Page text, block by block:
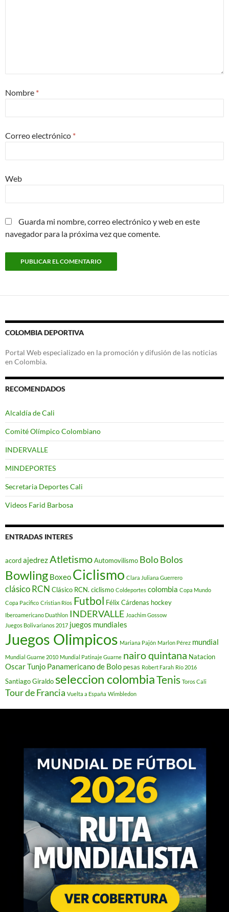
Nombre *
Correo electrónico *
Web
Guarda mi nombre, correo electrónico y web en este
navegador para la próxima vez que comente.
COLOMBIA DEPORTIVA
Portal Web especializado en la promoción y difusión de las noticias
en Colombia.
RECOMENDADOS
Alcaldía de Cali
Comité Olímpico Colombiano
INDERVALLE
MINDEPORTES
Secretaria Deportes Cali
Videos Farid Barbosa
ENTRADAS INTERES
acordajedrez AtletismoAutomovilismo BoloBolos
Bowling Boxeo Ciclismo Clara Juliana Guerrero
clásico RCN Clásico RCN. ciclismo Coldeportes colombia Copa Mundo
Copa Pacifico Cristian Ríos Futbol Félix Cárdenas hockey
Iberoamericano Duathlon INDERVALLE Joachim Gossow
Juegos Bolivarianos 2017 juegos mundiales
Juegos Olimpicos Mariana Pajón Marlon Pérez mundial
Mundial Guarne 2010 Mundial Patinaje Guarne nairo quintana Natacion
Oscar Tunjo Panamericano de Bolo pesas Robert Farah Río 2016
Santiago Giraldo seleccion colombiaTenis Toros Cali
Tour de Francia Vuelta a España Wimbledon